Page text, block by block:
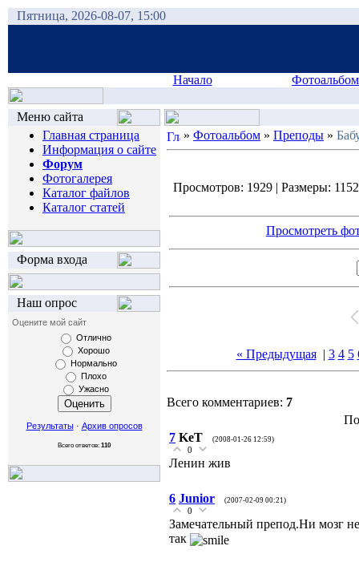
Пятница, 2026-08-07, 15:00
Начало Фотоальбом
Меню сайта
Главная страница
Информация о сайте
Форум
Фотогалерея
Каталог файлов
Каталог статей
Форма входа
Наш опрос
Оцените мой сайт
Отлично
Хорошо
Нормально
Плохо
Ужасно
Результаты· Архив опросов
Всего ответов: 110
» Фотоальбом » Преподы »
Просмотров: 1929 | Размеры:
Просмотреть
« Предыдущая| 3 4 5
Всего комментариев: 7
7 KeT (2008-01-26 12:59)
0
Ленин жив
6 Junior (2007-02-09 00:21)
0
Замечательный препод.Ни мозг
так